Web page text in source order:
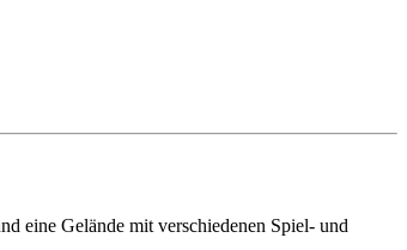
eine Gelände mit verschiedenen Spiel- und